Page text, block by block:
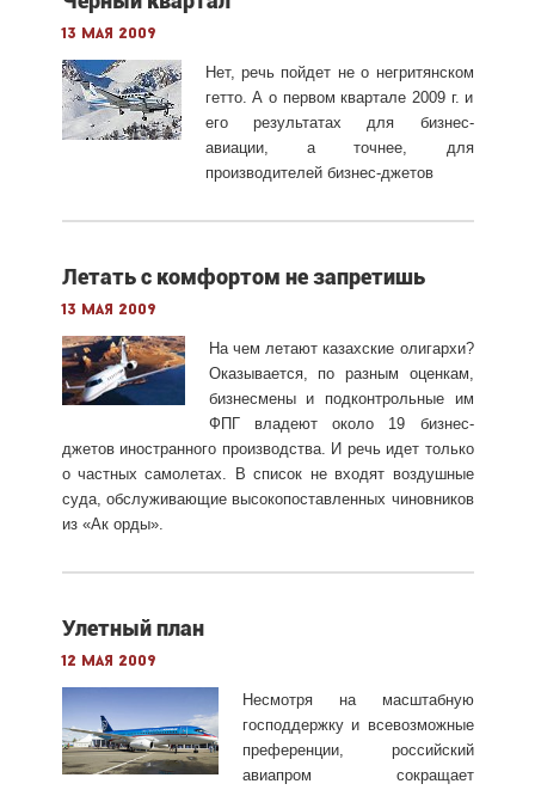
13 мая 2009
Нет, речь пойдет не о негритянском
гетто. А о первом квартале 2009 г. и
его результатах для бизнес-
авиации, а точнее, для
производителей бизнес-джетов
Летать с комфортом не запретишь
13 мая 2009
На чем летают казахские олигархи?
Оказывается, по разным оценкам,
бизнесмены и подконтрольные им
ФПГ владеют около 19 бизнес-
джетов иностранного производства. И речь идет только
о частных самолетах. В список не входят воздушные
суда, обслуживающие высокопоставленных чиновников
из «Ак орды».
Улетный план
12 мая 2009
Несмотря на масштабную
господдержку и всевозможные
преференции, российский
авиапром сокращает